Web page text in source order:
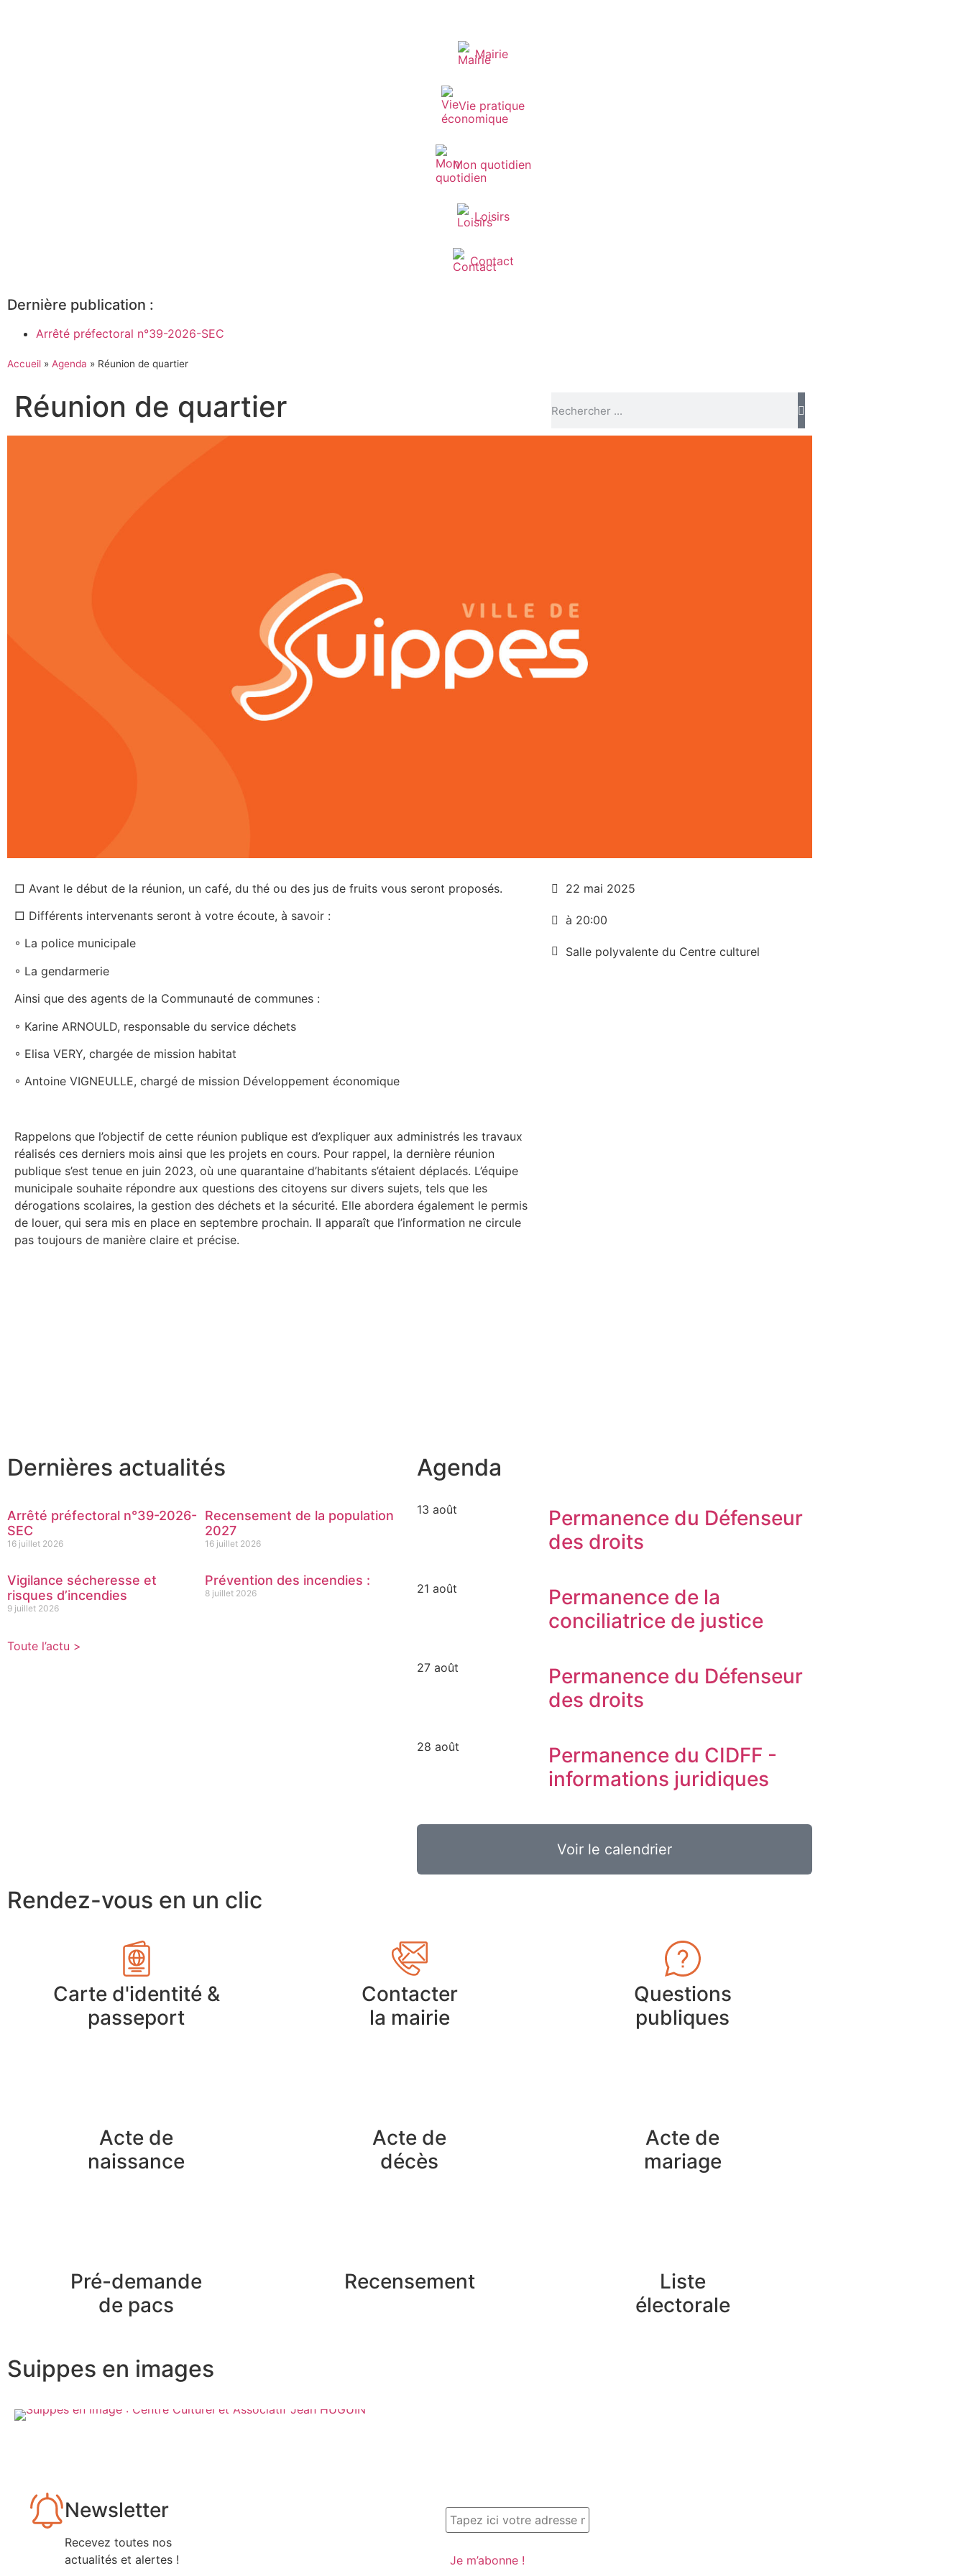
Mairie
Vie pratique
Mon quotidien
Loisirs
Contact
Dernière publication :
Arrêté préfectoral n°39-2026-SEC
Accueil » Agenda » Réunion de quartier
Réunion de quartier
□ Avant le début de la réunion, un café, du thé ou des jus de fruits vous seront proposés.
□ Différents intervenants seront à votre écoute, à savoir :
◦ La police municipale
◦ La gendarmerie
Ainsi que des agents de la Communauté de communes :
◦ Karine ARNOULD, responsable du service déchets
◦ Elisa VERY, chargée de mission habitat
◦ Antoine VIGNEULLE, chargé de mission Développement économique
Rappelons que l’objectif de cette réunion publique est d’expliquer aux administrés les travaux
réalisés ces derniers mois ainsi que les projets en cours. Pour rappel, la dernière réunion
publique s’est tenue en juin 2023, où une quarantaine d’habitants s’étaient déplacés. L’équipe
municipale souhaite répondre aux questions des citoyens sur divers sujets, tels que les
dérogations scolaires, la gestion des déchets et la sécurité. Elle abordera également le permis
de louer, qui sera mis en place en septembre prochain. Il apparaît que l’information ne circule
pas toujours de manière claire et précise.
22 mai 2025
à 20:00
Salle polyvalente du Centre culturel
Dernières actualités
Arrêté préfectoral n°39-2026-
SEC
16 juillet 2026
Recensement de la population
2027
16 juillet 2026
Vigilance sécheresse et
risques d’incendies
9 juillet 2026
Prévention des incendies :
8 juillet 2026
Toute l’actu >
Agenda
13 août
Permanence du Défenseur
des droits
21 août
Permanence de la
conciliatrice de justice
27 août
Permanence du Défenseur
des droits
28 août
Permanence du CIDFF -
informations juridiques
Voir le calendrier
Rendez-vous en un clic
Carte d'identité &
passeport
Contacter
la mairie
Questions
publiques
Acte de
naissance
Acte de
décès
Acte de
mariage
Pré-demande
de pacs
Recensement
Liste
électorale
Suippes en images
Newsletter
Recevez toutes nos
actualités et alertes !